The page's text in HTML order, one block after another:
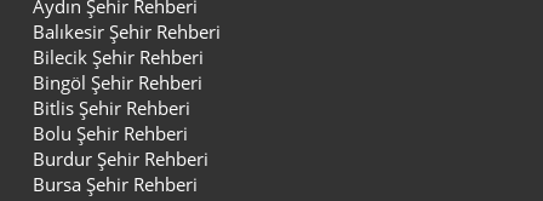
Aydın Şehir Rehberi
Balıkesir Şehir Rehberi
Bilecik Şehir Rehberi
Bingöl Şehir Rehberi
Bitlis Şehir Rehberi
Bolu Şehir Rehberi
Burdur Şehir Rehberi
Bursa Şehir Rehberi